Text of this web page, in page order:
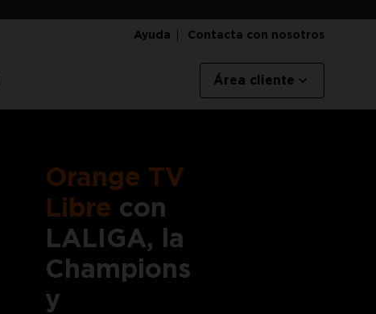
Ayuda Contacta con nosotros
Área cliente
Orange TV
Libre con
LALIGA, la
Champions
y